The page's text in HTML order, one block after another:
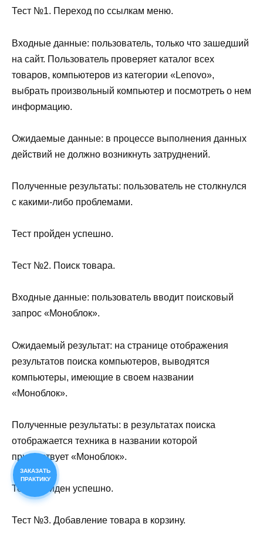
ЗАКАЗАТЬ
ПРАКТИКУ
Тест №1. Переход по ссылкам меню.
Входные данные: пользователь, только что зашедший
на сайт. Пользователь проверяет каталог всех
товаров, компьютеров из категории «Lenovo»,
выбрать произвольный компьютер и посмотреть о нем
информацию.
Ожидаемые данные: в процессе выполнения данных
действий не должно возникнуть затруднений.
Полученные результаты: пользователь не столкнулся
с какими-либо проблемами.
Тест пройден успешно.
Тест №2. Поиск товара.
Входные данные: пользователь вводит поисковый
запрос «Моноблок».
Ожидаемый результат: на странице отображения
результатов поиска компьютеров, выводятся
компьютеры, имеющие в своем названии
«Моноблок».
Полученные результаты: в результатах поиска
отображается техника в названии которой
присутствует «Моноблок».
Тест пройден успешно.
Тест №3. Добавление товара в корзину.